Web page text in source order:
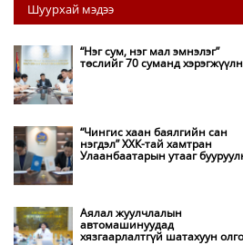
Шуурхай мэдээ
“Нэг сум, нэг мал эмнэлэг”
төслийг 70 суманд
“Чингис хаан баялгийн сан
нэгдэл” ХХК-тай хамтран
Улаанбаатарын утааг
Аялал жуулчлалын
автомашинуудад
хязгаарлалтгүй шатахуун